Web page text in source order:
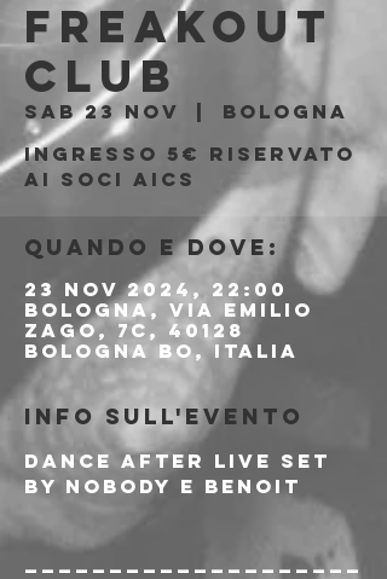
Freakout
Club
sab 23 nov
Bologna
Ingresso 5€ riservato
ai soci aics
Quando e dove:
23 nov 2024, 22:00
Bologna, Via Emilio
Zago, 7c, 40128
Bologna BO, Italia
Info sull'evento
Dance After Live Set
by NoBody e Benoit
____________________